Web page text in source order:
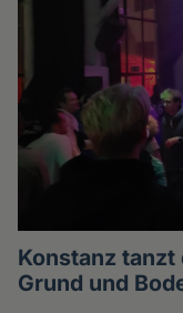
Konstanz tanzt
Grund und